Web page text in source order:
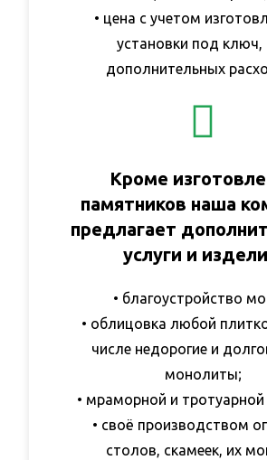
• цена с учетом
установки под ключ,
дополнительных
Кроме
памятников наша
предлагает
услуги и
• благоустройство
• облицовка любой
числе недорогие и
монолиты;
• мраморной и тротуарной
• своё производством
столов, скамеек, их